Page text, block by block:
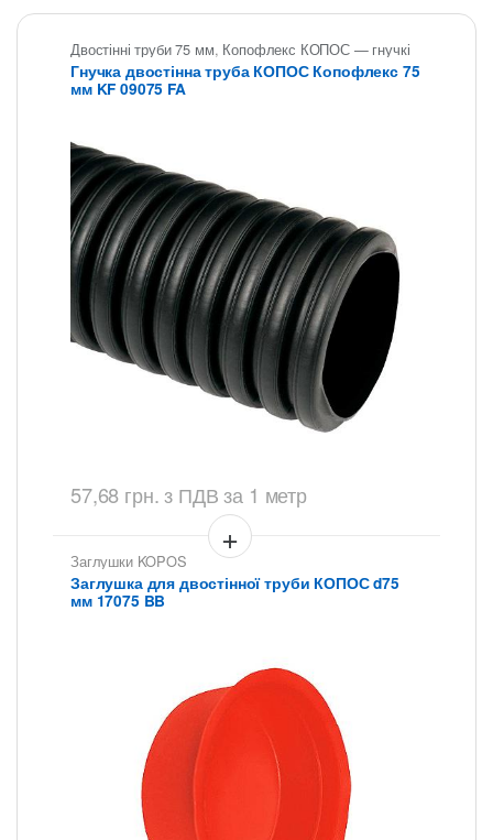
Двостінні труби 75 мм, Копофлекс КОПОС — гнучкі
двостінні труби , Труби двостінні KOPOS - Копофлекс
Коподур
Гнучка двостінна труба КОПОС Копофлекс 75
мм KF 09075 FA
57,68 грн.з ПДВ за 1 метр
Заглушки KOPOS
Заглушка для двостінної труби КОПОС d75
мм 17075 BB